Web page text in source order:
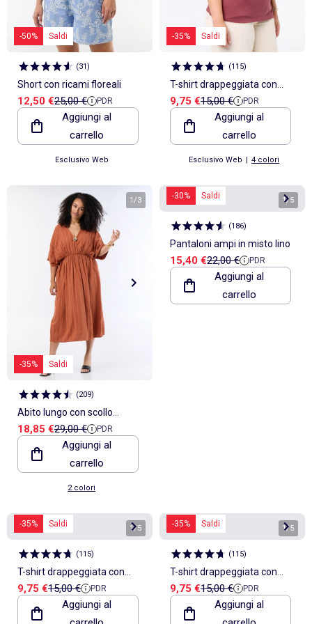
-50% Saldi
(31)
Short con ricami floreali
Prezzo di vendita
12,50 €Prezzo di riferimento
25,00 € PDR
Aggiungi al
carrello
Esclusivo Web
-35% Saldi
(115)
T-shirt drappeggiata con
gioiello dorato
Prezzo di vendita
9,75 €Prezzo di riferimento
15,00 € PDR
Aggiungi al
carrello
Esclusivo Web | 4 colori
-35% Saldi
1/3
(209)
Abito lungo con scollo
incrociato e gioiello fantasia
Prezzo di vendita
18,85 €Prezzo di riferimento
29,00 € PDR
Aggiungi al
carrello
2 colori
-30% Saldi 1/5
(186)
Pantaloni ampi in misto lino
Prezzo di vendita
15,40 €Prezzo di riferimento
22,00 € PDR
Aggiungi al
carrello
-35% Saldi 1/5
(115)
T-shirt drappeggiata con
gioiello dorato
Prezzo di vendita
9,75 €Prezzo di riferimento
15,00 € PDR
Aggiungi al
-35% Saldi 1/5
(115)
T-shirt drappeggiata con
gioiello dorato
Prezzo di vendita
9,75 €Prezzo di riferimento
15,00 € PDR
Aggiungi al